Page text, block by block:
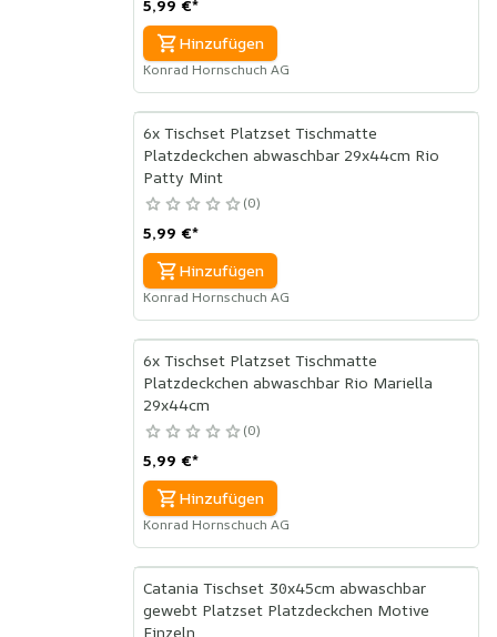
5,99 €*
Hinzufügen
Konrad Hornschuch AG
6x Tischset Platzset Tischmatte
Platzdeckchen abwaschbar 29x44cm Rio
Patty Mint
0
5,99 €*
Hinzufügen
Konrad Hornschuch AG
6x Tischset Platzset Tischmatte
Platzdeckchen abwaschbar Rio Mariella
29x44cm
0
5,99 €*
Hinzufügen
Konrad Hornschuch AG
Catania Tischset 30x45cm abwaschbar
gewebt Platzset Platzdeckchen Motive
Einzeln